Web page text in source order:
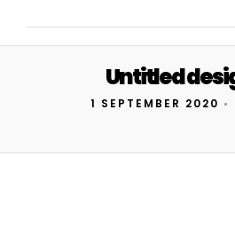
Untitled
1 SEPTEMBER 2020 •